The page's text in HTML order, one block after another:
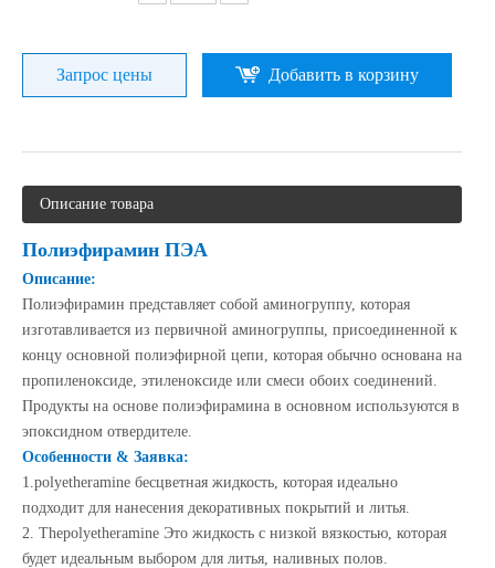
Запрос цены Добавить в корзину
Описание товара
Полиэфирамин ПЭА
Описание:
Полиэфирамин представляет собой аминогруппу, которая
изготавливается из первичной аминогруппы, присоединенной к
концу основной полиэфирной цепи, которая обычно основана на
пропиленоксиде, этиленоксиде или смеси обоих соединений.
Продукты на основе полиэфирамина в основном используются в
эпоксидном отвердителе.
Особенности & Заявка:
1.polyetheramine бесцветная жидкость, которая идеально
подходит для нанесения декоративных покрытий и литья.
2. Thepolyetheramine Это жидкость с низкой вязкостью, которая
будет идеальным выбором для литья, наливных полов.